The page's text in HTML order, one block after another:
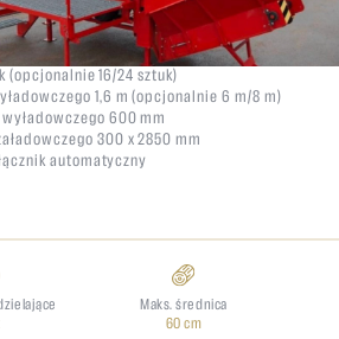
combi
(opcjonalnie 16/24 sztuk)
1,6 m (opcjonalnie 6 m/8 m)
600 mm
300 x 2850 mm
automatyczny
Maks. średnica
60 cm